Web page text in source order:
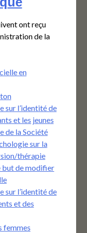
ont reçu
de la
en
sur l’identité de
et les jeunes
de la Société
sur la
thérapie
but de modifier
sur l’identité de
et des
femmes